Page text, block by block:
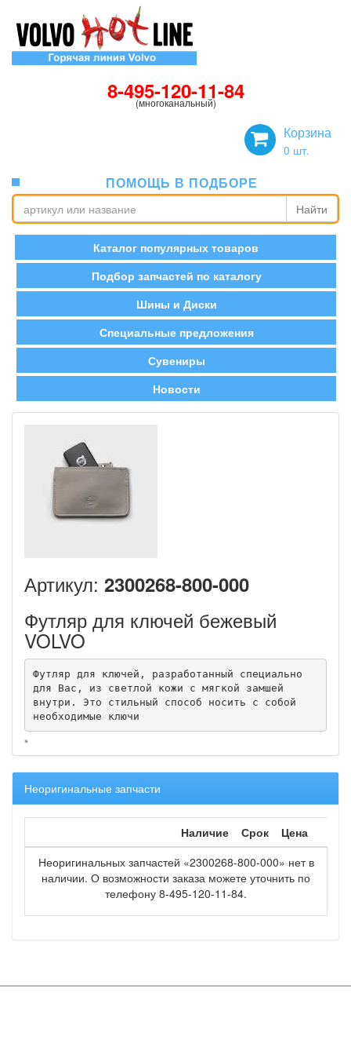
8-495-120-11-84
(многоканальный)
Корзина
0 шт.
ПОМОЩЬ В ПОДБОРЕ
Найти
Каталог популярных товаров
Подбор запчастей по каталогу
Шины и Диски
Специальные предложения
Сувениры
Новости
Артикул: 2300268-800-000
Футляр для ключей бежевый
VOLVO
Футляр для ключей, разработанный специально
для Вас, из светлой кожи с мягкой замшей
внутри. Это стильный способ носить с собой
необходимые ключи
Неоригинальные запчасти
Наличие Срок
Цена
Неоригинальных запчастей «2300268-800-000» нет в
наличии. О возможности заказа можете уточнить по
телефону 8-495-120-11-84.